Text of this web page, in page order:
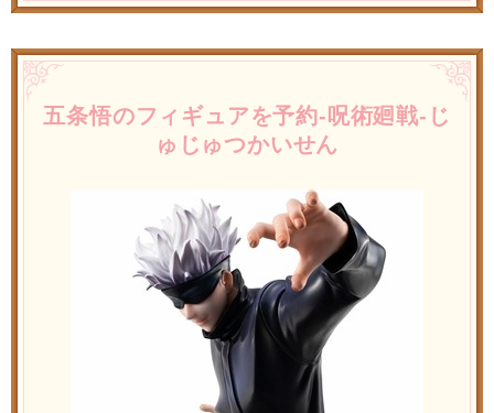
五条悟のフィギュアを予約-呪術廻戦-じ
ゅじゅつかいせん